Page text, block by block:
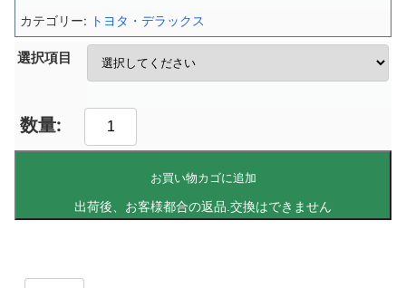
選択項目
お買い物カゴに追加
カテゴリー: トヨタ・デラックス